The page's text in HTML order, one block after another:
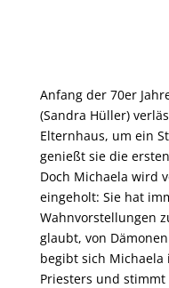
Anfang der 70er
(Sandra Hüller)
Elternhaus, um ein
genießt sie die
Doch Michaela wird
eingeholt: Sie hat
Wahnvorstellungen
glaubt, von
begibt sich
Priesters und